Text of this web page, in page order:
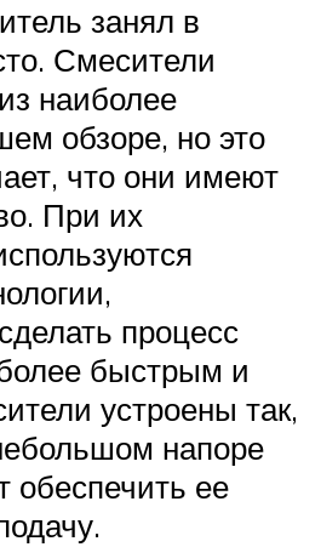
занял в
Смесители
наиболее
обзоре, но это
что они имеют
При их
процесс
быстрым и
устроены так,
напоре
обеспечить ее